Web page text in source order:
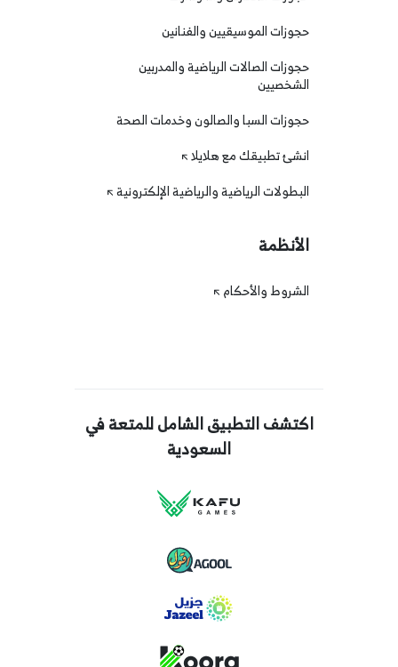
حجوزات الموسيقيين والفنانين
حجوزات الصالات الرياضية والمدربين
الشخصيين
حجوزات السبا والصالون وخدمات الصحة
انشئ تطبيقك مع هلايلا
البطولات الرياضية والرياضية الإلكترونية
الأنظمة
الشروط والأحكام
اكتشف التطبيق الشامل للمتعة في
السعودية